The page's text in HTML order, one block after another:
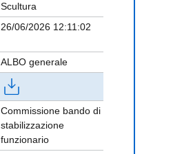
Scultura
26/06/2026 12:11:02
ALBO generale
Commissione bando di
stabilizzazione
funzionario